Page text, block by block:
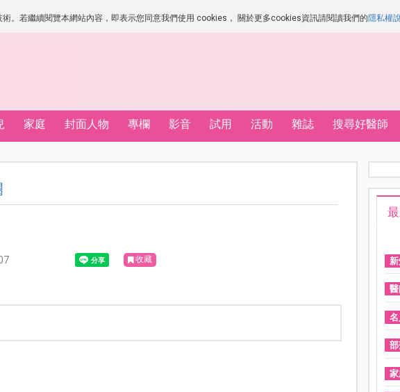
。若繼續閱覽本網站內容，即表示您同意我們使用 cookies， 關於更多cookies資訊請閱讀我們的隱私權
家庭 封面人物 專欄 影音 試用 活動 雜誌 搜尋好醫師
收藏